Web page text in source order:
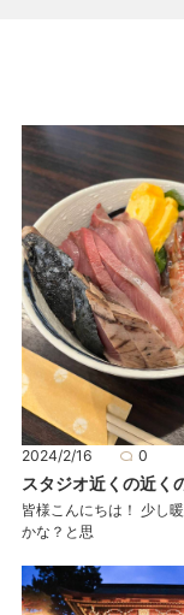
2024/2/16 0
スタジオ近くの近く
皆様こんにちは！ 少し
かな？と思